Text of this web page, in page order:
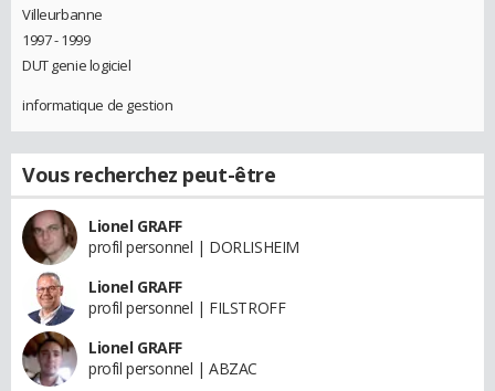
Villeurbanne
1997 - 1999
DUT genie logiciel
informatique de gestion
Vous recherchez peut-être
Lionel GRAFF
profil personnel | DORLISHEIM
Lionel GRAFF
profil personnel | FILSTROFF
Lionel GRAFF
profil personnel | ABZAC